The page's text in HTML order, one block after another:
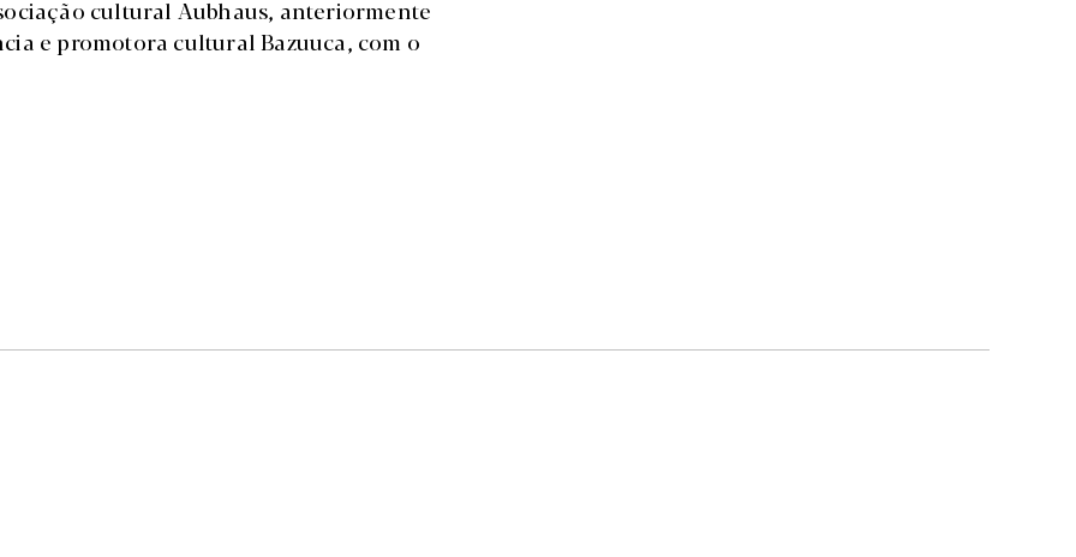
cultural Aubhaus, anteriormente
e promotora cultural Bazuuca, com o